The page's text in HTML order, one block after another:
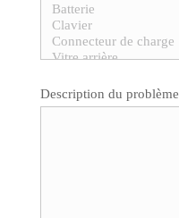
Description du problème